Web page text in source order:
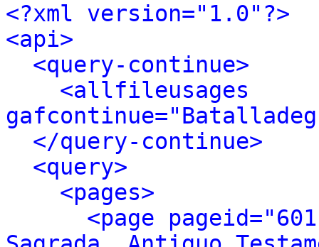
<?xml version="1.0"?>
<api>
<query-continue>
<allfileusages
</query-continue>
<query>
<pages>
<page